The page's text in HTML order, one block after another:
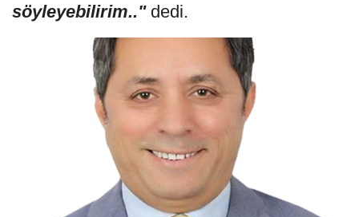
söyleyebilirim.." dedi.